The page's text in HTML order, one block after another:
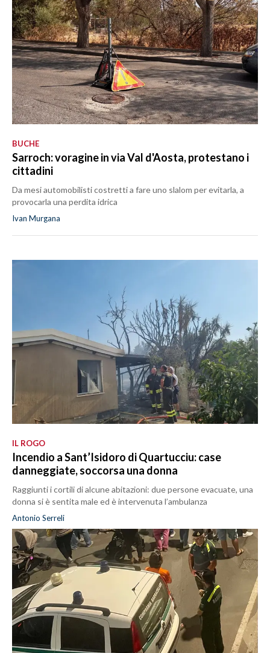
BUCHE
Sarroch: voragine in via Val d'Aosta, protestano i
cittadini
Da mesi automobilisti costretti a fare uno slalom per evitarla, a
provocarla una perdita idrica
Ivan Murgana
IL ROGO
Incendio a Sant’Isidoro di Quartucciu: case
danneggiate, soccorsa una donna
Raggiunti i cortili di alcune abitazioni: due persone evacuate, una
donna si è sentita male ed è intervenuta l’ambulanza
Antonio Serreli